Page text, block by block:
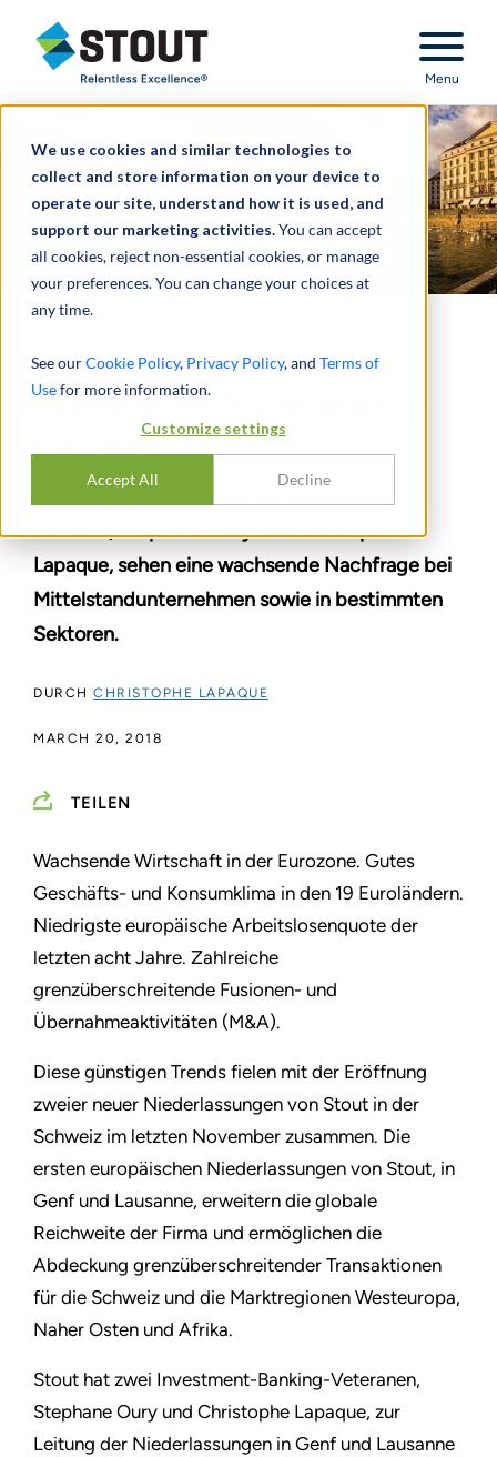
We use cookies and similar technologies to
collect and store information on your device to
operate our site, understand how it is used, and
support our marketing activities.You can accept
all cookies, reject non-essential cookies, or manage
your preferences. You can change your choices at
any time.
See ourCookie Policy, Privacy Policy, and Terms of
Usefor more information.
Customize settings
Accept All Decline
Stout Relentless Excellence
Menu
Gute Bedingungen für
starke M&A-Aktivitäten in
Europa
Schweiz, Stéphane Oury und Christophe
Lapaque, sehen eine wachsende Nachfrage bei
Mittelstandunternehmen sowie in bestimmten
Sektoren.
DURCH CHRISTOPHE LAPAQUE
MARCH 20, 2018
TEILEN
Wachsende Wirtschaft in der Eurozone. Gutes
Geschäfts- und Konsumklima in den 19 Euroländern.
Niedrigste europäische Arbeitslosenquote der
letzten acht Jahre. Zahlreiche
grenzüberschreitende Fusionen- und
Übernahmeaktivitäten (M&A).
Diese günstigen Trends fielen mit der Eröffnung
zweier neuer Niederlassungen von Stout in der
Schweiz im letzten November zusammen. Die
ersten europäischen Niederlassungen von Stout, in
Genf und Lausanne, erweitern die globale
Reichweite der Firma und ermöglichen die
Abdeckung grenzüberschreitender Transaktionen
für die Schweiz und die Marktregionen Westeuropa,
Naher Osten und Afrika.
Stout hat zwei Investment-Banking-Veteranen,
Stephane Oury und Christophe Lapaque, zur
Leitung der Niederlassungen in Genf und Lausanne